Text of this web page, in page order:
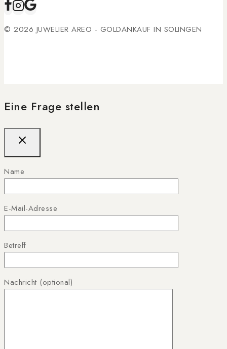
© 2026 JUWELIER AREO - GOLDANKAUF IN SOLINGEN
Eine Frage stellen
Name
E-Mail-Adresse
Betreff
Nachricht (optional)